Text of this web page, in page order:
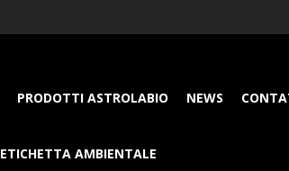
PRODOTTI ASTROLABIO NEWS
ETICHETTA AMBIENTALE